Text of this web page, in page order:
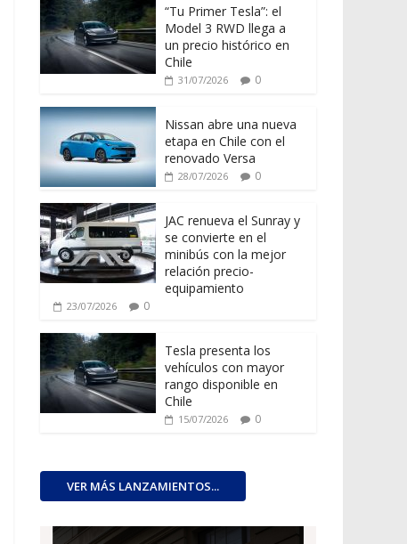
“Tu Primer Tesla”: el
Model 3 RWD llega a
un precio histórico en
Chile
31/07/2026 0
Nissan abre una nueva
etapa en Chile con el
renovado Versa
28/07/2026 0
JAC renueva el Sunray y
se convierte en el
minibús con la mejor
relación precio-
equipamiento
23/07/2026 0
Tesla presenta los
vehículos con mayor
rango disponible en
Chile
15/07/2026 0
VER MÁS LANZAMIENTOS...